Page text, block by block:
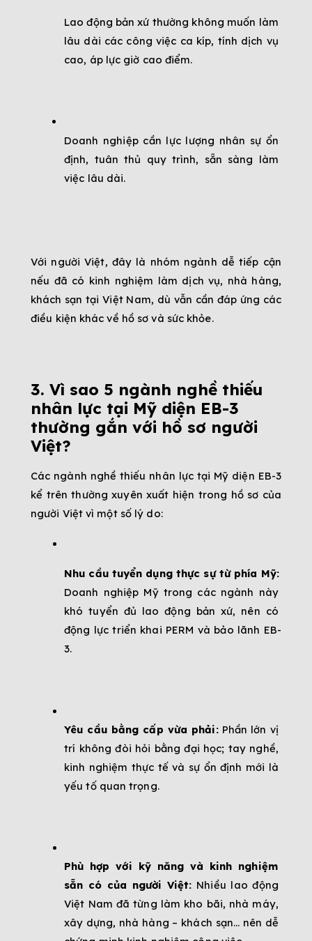
Lao động bản xứ thường không muốn làm
lâu dài các công việc ca kíp, tính dịch vụ
cao, áp lực giờ cao điểm.
Doanh nghiệp cần lực lượng nhân sự ổn
định, tuân thủ quy trình, sẵn sàng làm
việc lâu dài.
Với người Việt, đây là nhóm ngành dễ tiếp cận
nếu đã có kinh nghiệm làm dịch vụ, nhà hàng,
khách sạn tại Việt Nam, dù vẫn cần đáp ứng các
điều kiện khác về hồ sơ và sức khỏe.
3. Vì sao 5 ngành nghề thiếu
nhân lực tại Mỹ diện EB-3
thường gắn với hồ sơ người
Việt?
Các ngành nghề thiếu nhân lực tại Mỹ diện EB-3
kể trên thường xuyên xuất hiện trong hồ sơ của
người Việt vì một số lý do:
Nhu cầu tuyển dụng thực sự từ phía Mỹ:
Doanh nghiệp Mỹ trong các ngành này
khó tuyển đủ lao động bản xứ, nên có
động lực triển khai PERM và bảo lãnh EB-
3.
Yêu cầu bằng cấp vừa phải: Phần lớn vị
trí không đòi hỏi bằng đại học; tay nghề,
kinh nghiệm thực tế và sự ổn định mới là
yếu tố quan trọng.
Phù hợp với kỹ năng và kinh nghiệm
sẵn có của người Việt: Nhiều lao động
Việt Nam đã từng làm kho bãi, nhà máy,
xây dựng, nhà hàng – khách sạn… nên dễ